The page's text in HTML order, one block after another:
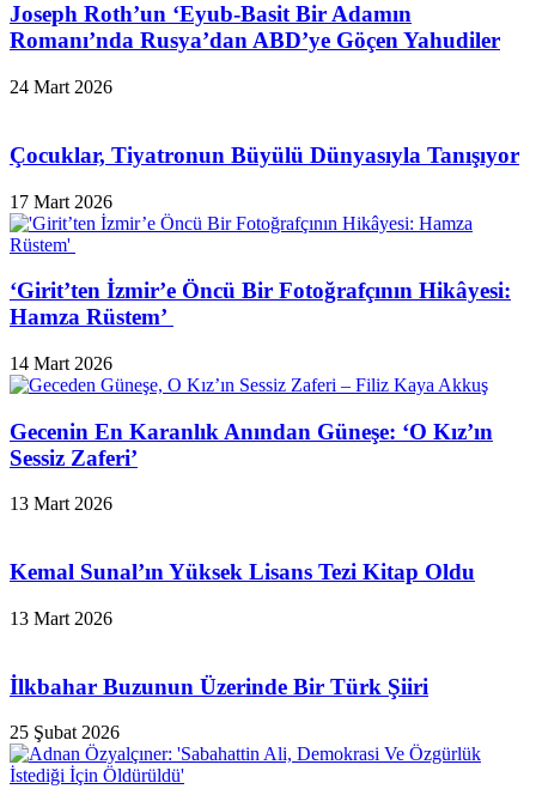
Joseph Roth’un ‘Eyub-Basit Bir Adamın
Romanı’nda Rusya’dan ABD’ye Göçen Yahudiler
24 Mart 2026
Çocuklar, Tiyatronun Büyülü Dünyasıyla Tanışıyor
17 Mart 2026
‘Girit’ten İzmir’e Öncü Bir Fotoğrafçının Hikâyesi:
Hamza Rüstem’
14 Mart 2026
Gecenin En Karanlık Anından Güneşe: ‘O Kız’ın
Sessiz Zaferi’
13 Mart 2026
Kemal Sunal’ın Yüksek Lisans Tezi Kitap Oldu
13 Mart 2026
İlkbahar Buzunun Üzerinde Bir Türk Şiiri
25 Şubat 2026